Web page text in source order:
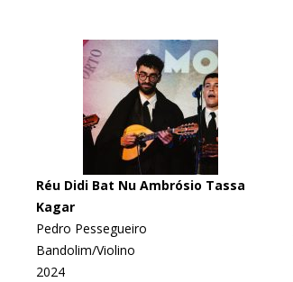
Réu Didi Bat Nu Ambrósio Tassa
Kagar
Pedro Pessegueiro
Bandolim/Violino
2024